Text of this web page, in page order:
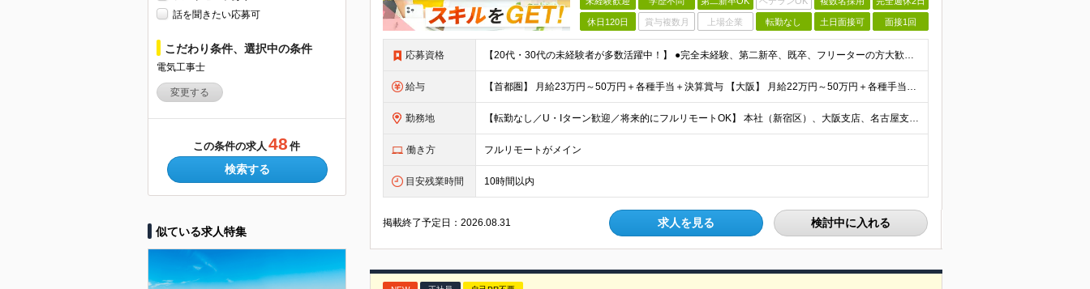
話を聞きたい応募可
こだわり条件、選択中の条件
電気工事士
変更する
この条件の求人 48 件
検索する
似ている求人特集
休日120日 賞与複数月 上場企業 転勤なし 土日面接可 面接1回
応募資格 【20代・30代の未経験者が多数活躍中！】 ●完全未経験、第二新卒、既卒、フリーターの方大歓迎！ ●学歴・職歴・転職回数・ブランク一切不問 ※34歳までの方（若年層の長期キャリア形成を図るため） ★
給与 【首都圏】 月給23万円～50万円＋各種手当＋決算賞与 【大阪】 月給22万円～50万円＋各種手当＋決算賞与 【愛知】 月給21.5万円～50万円＋各種手当＋決算賞与 【福岡・宮城】 月給20万
勤務地 【転勤なし／U・Iターン歓迎／将来的にフルリモートOK】 本社（新宿区）、大阪支店、名古屋支店または東京都・神奈川県・千葉県・埼玉県・愛知県・大阪府・福岡県をはじめ、全国のプロジェクト先 ※ご希望を
働き方 フルリモートがメイン
目安残業時間 10時間以内
掲載終了予定日：2026.08.31 求人を見る 検討中に入れる